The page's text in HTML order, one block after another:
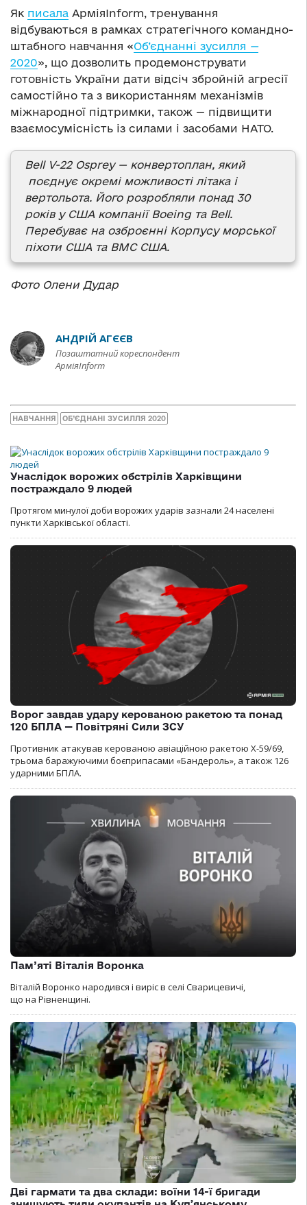
Як писала АрміяInform, тренування
відбуваються в рамках стратегічного командно-
штабного навчання «Об’єднанні зусилля —
2020», що дозволить продемонструвати
готовність України дати відсіч збройній агресії
самостійно та з використанням механізмів
міжнародної підтримки, також — підвищити
взаємосумісність із силами і засобами НАТО.
Bell V-22 Osprey — конвертоплан, який
поєднує окремі можливості літака і
вертольота. Його розробляли понад 30
років у США компанії Boeing та Bell.
Перебуває на озброєнні Корпусу морської
піхоти США та ВМС США.
Фото Олени Дудар
АНДРІЙ АГЄЄВ
Позаштатний кореспондент
АрміяInform
НАВЧАННЯ ОБ’ЄДНАНІ ЗУСИЛЛЯ 2020
Унаслідок ворожих обстрілів Харківщини
постраждало 9 людей
Протягом минулої доби ворожих ударів зазнали 24 населені
пункти Харківської області.
Ворог завдав удару керованою ракетою та понад
120 БПЛА — Повітряні Сили ЗСУ
Противник атакував керованою авіаційною ракетою Х-59/69,
трьома баражуючими боєприпасами «Бандероль», а також 126
ударними БПЛА.
Пам’яті Віталія Воронка
Віталій Воронко народився і виріс в селі Сварицевичі,
що на Рівненщині.
Дві гармати та два склади: воїни 14-ї бригади